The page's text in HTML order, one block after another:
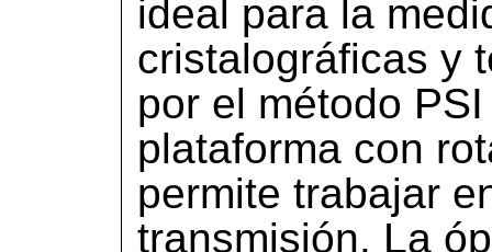
ideal para la
cristalográficas y
por el método
plataforma con
permite trabajar
transmisión. La